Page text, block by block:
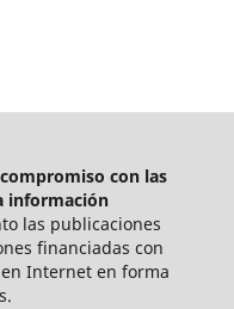
compromiso con las
información
las publicaciones
financiadas con
Internet en forma